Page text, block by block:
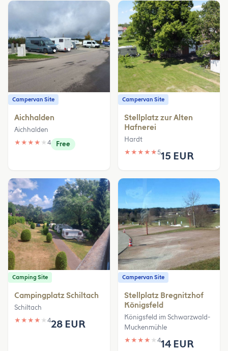
Campervan Site
Aichhalden
Aichhalden
★ ★ ★ ★ ★ 4 Free
Campervan Site
Stellplatz zur Alten
Hafnerei
Hardt
★ ★ ★ ★ ★515 EUR
Camping Site
Campingplatz Schiltach
Schiltach
★ ★ ★ ★ ★ 428 EUR
Campervan Site
Stellplatz Bregnitzhof
Königsfeld
Königsfeld im Schwarzwald-
Muckenmühle
★ ★ ★ ★ ★ 414 EUR